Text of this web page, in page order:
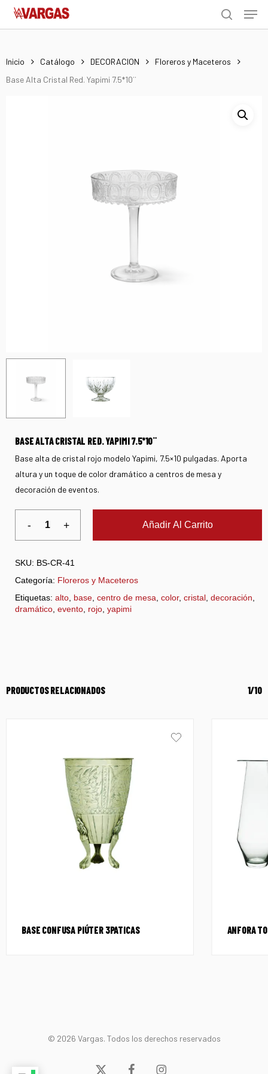
Skip
search
Menu
Inicio Catálogo DECORACION
Floreros y Maceteros
Base Alta Cristal Red. Yapimi 7.5*10¨
BASE ALTA CRISTAL RED. YAPIMI 7.5*10¨
Base alta de cristal rojo modelo Yapimi, 7.5×10 pulgadas. Aporta
altura y un toque de color dramático a centros de mesa y
decoración de eventos.
Añadir Al Carrito
SKU: BS-CR-41
Categoría: Floreros y Maceteros
Etiquetas: alto base centro de mesa color, cristal decoración
dramático evento rojo yapimi
PRODUCTOS RELACIONADOS 1/10
BASE CONFUSA PIÚTER 3PATICAS ANFORA
© 2026 Vargas. Todos los derechos reservados
x- facebookinstagram